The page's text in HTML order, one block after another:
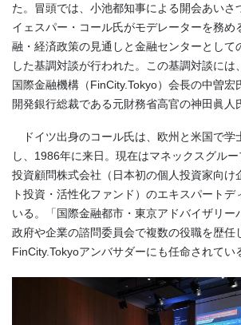
た。冒頭では、小池都知事による開会あいさ
イェスパー・コール氏がモデレーターを務め
融・経済政策の見通しと金融センターとして
した基調対談が行われた。この基調対談には
国際金融機構（FinCity.Tokyo）会長の中曽宏
開発銀行総裁である元財務省高官の神田眞人
ドイツ出身のコール氏は、欧州と米国で学
し、1986年に来日。現在はマネックスグル
投資顧問株式会社（日本初の個人投資家向け
ト投資・活性化ファンド）のエキスパートデ
いる。「国際金融都市・東京アドバイザリー
政府や企業の諮問委員会で複数の役職を歴任
FinCity.Tokyoアンバサダーにも任命されてい